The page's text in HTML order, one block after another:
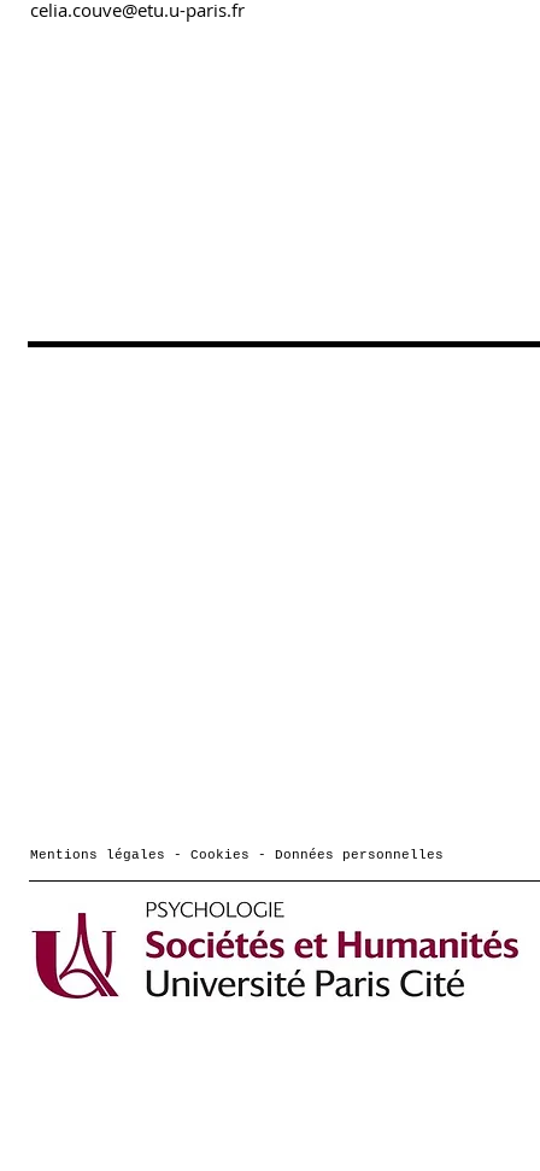
celia.couve@etu.u-paris.fr
Mentions légales - Cookies - Données personnelles